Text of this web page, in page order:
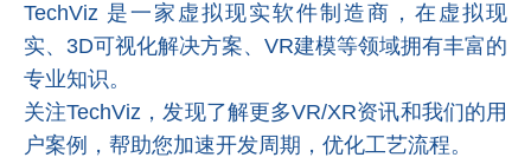
TechViz 是一家虚拟现实软件制造商，在虚拟现
实、3D可视化解决方案、VR建模等领域拥有丰富的
专业知识。
关注TechViz，发现了解更多VR/XR资讯和我们的用
户案例，帮助您加速开发周期，优化工艺流程。